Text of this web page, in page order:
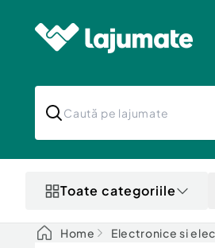
Toate categoriile
Home Electronice si